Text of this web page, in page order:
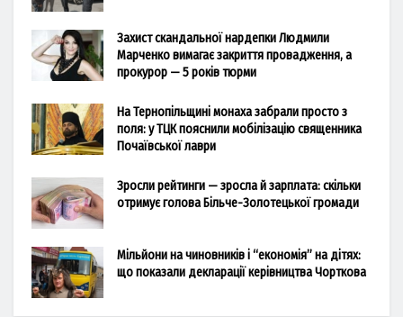
Захист скандальної нардепки Людмили
Марченко вимагає закриття провадження, а
прокурор — 5 років тюрми
На Тернопільщині монаха забрали просто з
поля: у ТЦК пояснили мобілізацію священника
Почаївської лаври
Зросли рейтинги — зросла й зарплата: скільки
отримує голова Більче-Золотецької громади
Мільйони на чиновників і “економія” на дітях:
що показали декларації керівництва Чорткова